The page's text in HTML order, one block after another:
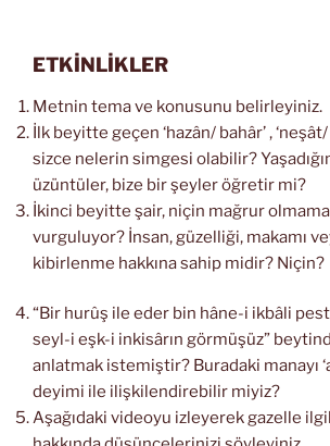
ETKİNLİKLER
Metnin tema ve konusunu belirleyiniz.
İlk beyitte geçen ‘hazân/ bahâr’ ,
sizce nelerin simgesi olabilir?
üzüntüler, bize bir şeyler öğretir mi?
İkinci beyitte şair, niçin mağrur
vurguluyor? İnsan, güzelliği, makamı
kibirlenme hakkına sahip midir? Niçin?
“Bir hurûş ile eder bin hâne-i ikbâli
seyl-i eşk-i inkisârın görmüşüz”
anlatmak istemiştir? Buradaki manayı
deyimi ile ilişkilendirebilir miyiz?
Aşağıdaki videoyu izleyerek gazelle